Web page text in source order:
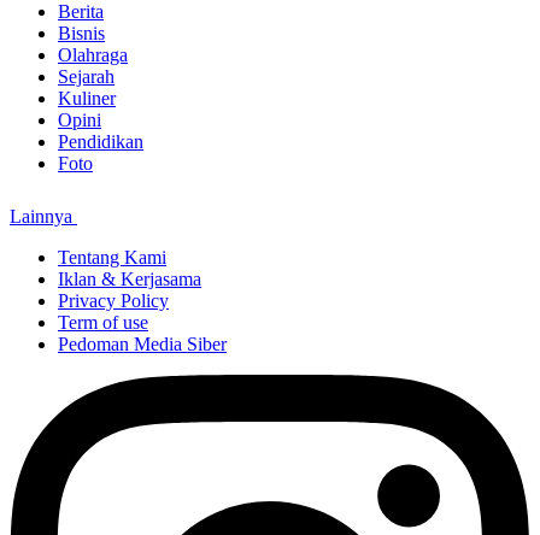
Berita
Bisnis
Olahraga
Sejarah
Kuliner
Opini
Pendidikan
Foto
Lainnya
Tentang Kami
Iklan & Kerjasama
Privacy Policy
Term of use
Pedoman Media Siber